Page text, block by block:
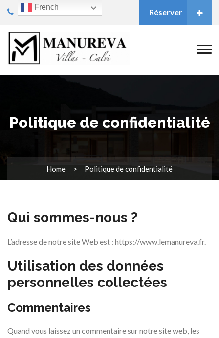
Réserver
Politique de confidentialité
Home Politique de confidentialité
Qui sommes-nous ?
L’adresse de notre site Web est : https://www.lemanureva.fr.
Utilisation des données
personnelles collectées
Commentaires
Quand vous laissez un commentaire sur notre site web, les
French